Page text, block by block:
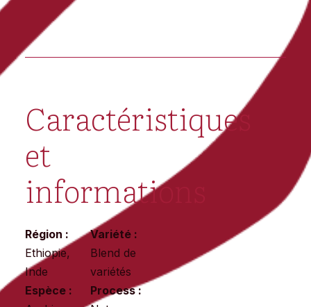
Caractéristiques
et
informations
Région :
Ethiopie,
Inde
Espèce :
Variété :
Blend de
variétés
Process :